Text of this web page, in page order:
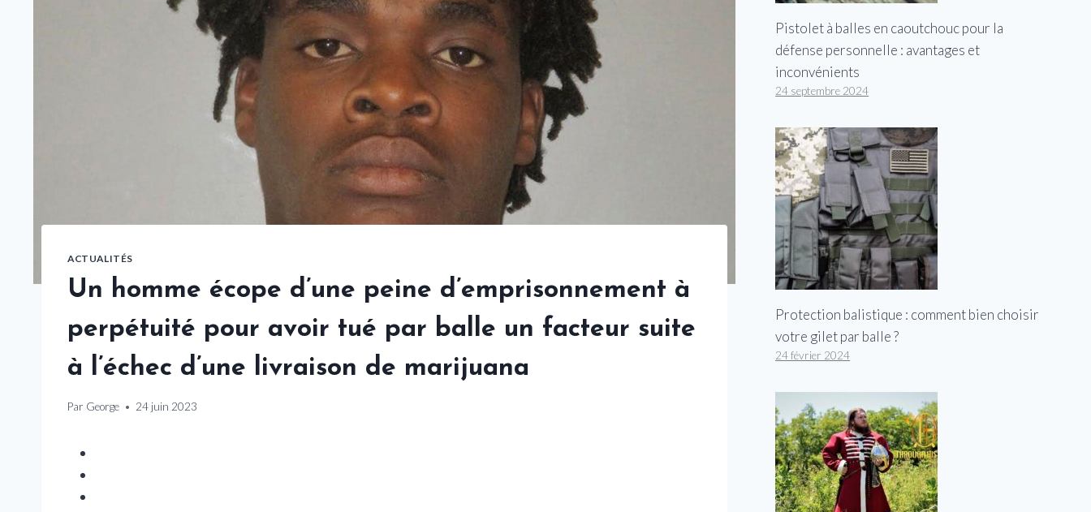
ACTUALITÉS
Un homme écope d’une peine d’emprisonnement à
perpétuité pour avoir tué par balle un facteur suite
à l’échec d’une livraison de marijuana
Par George 24 juin 2023
Pistolet à balles en caoutchouc pour la
défense personnelle : avantages et
inconvénients
24 septembre 2024
Protection balistique : comment bien choisir
votre gilet par balle ?
24 février 2024